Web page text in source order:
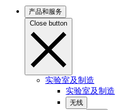
产品和服务
Close button
实验室及制造
实验室及制造
无线